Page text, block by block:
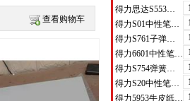
查看购物车
得力思达S553可加墨记号笔(黑)(支)
得力S01中性笔0.5mm弹簧头(黑)(支)
得力S761子弹头中性笔芯0.7mm子弹头(黑)(支)
得力6601中性笔0.5mm半针管(黑)(支)
得力S754弹簧头中性笔芯0.7mm弹簧头(黑)(支)
得力S20中性笔0.7mm子弹头(黑)(支)
得力5953牛皮纸档案袋(混浆)(米黄色)(10只/包)